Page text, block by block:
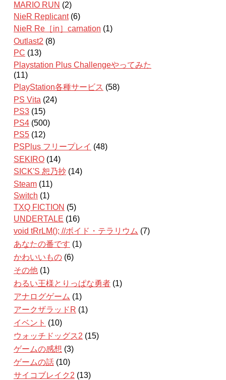
MARIO RUN (2)
NieR Replicant(6)
NieR Re［in］carnation (1)
Outlast2 (8)
PC (13)
Playstation Plus Challengeやってみた
(11)
PlayStation各種サービス (58)
PS Vita (24)
PS3 (15)
PS4 (500)
PS5 (12)
PSPlus フリープレイ (48)
SEKIRO (14)
SICK'S 恕乃抄 (14)
Steam (11)
Switch (1)
TXQ FICTION (5)
UNDERTALE (16)
void tRrLM(); //ボイド・テラリウム (7)
あなたの番です (1)
かわいいもの (6)
その他 (1)
わるい王様とりっぱな勇者 (1)
アナログゲーム (1)
アークザラッドR (1)
イベント (10)
ウォッチドッグス2 (15)
ゲームの感想 (3)
ゲームの話 (10)
サイコブレイク2 (13)